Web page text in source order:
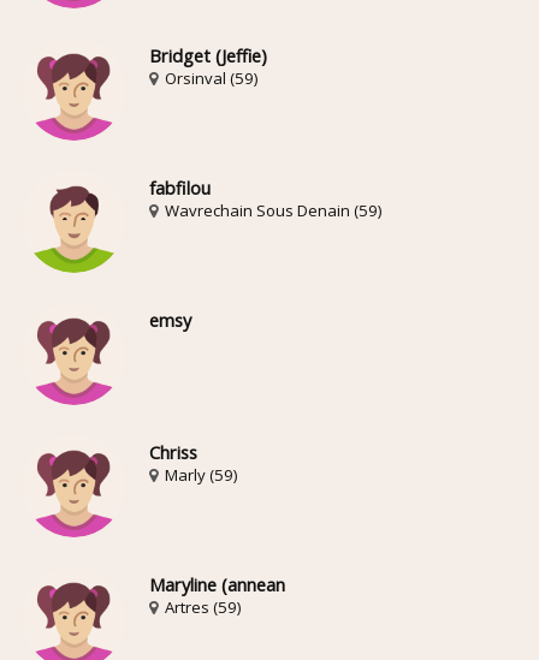
Bridget (Jeffie)
Orsinval (59)
fabfilou
Wavrechain Sous Denain (59)
emsy
Chriss
Marly (59)
Maryline (annean
Artres (59)